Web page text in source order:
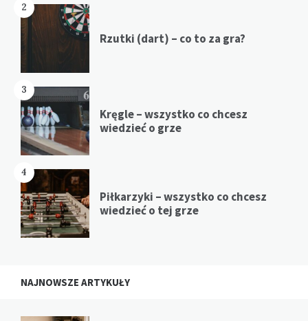
2
Rzutki (dart) – co to za gra?
3
Kręgle – wszystko co chcesz
wiedzieć o grze
4
Piłkarzyki – wszystko co chcesz
wiedzieć o tej grze
NAJNOWSZE ARTYKUŁY